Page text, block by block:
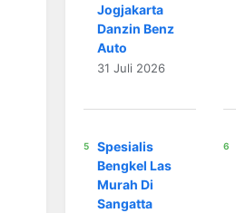
Jogjakarta
Danzin Benz
Auto
31 Juli 2026
Spesialis
Bengkel Las
Murah Di
Sangatta